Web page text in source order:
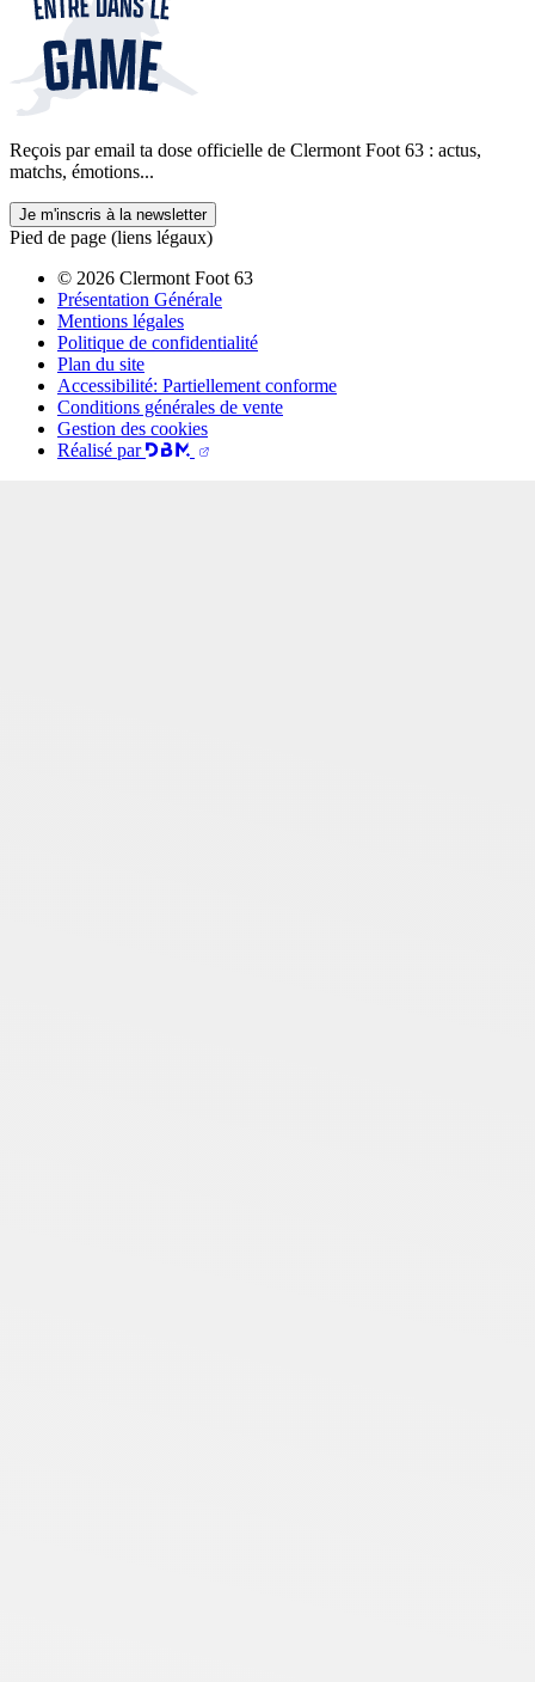
Reçois par email ta dose officielle de Clermont Foot 63 : actus,
matchs, émotions...
Je m'inscris à la newsletter
Pied de page (liens légaux)
© 2026 Clermont Foot 63
Présentation Générale
Mentions légales
Politique de confidentialité
Plan du site
Accessibilité: Partiellement conforme
Conditions générales de vente
Gestion des cookies
Réalisé par